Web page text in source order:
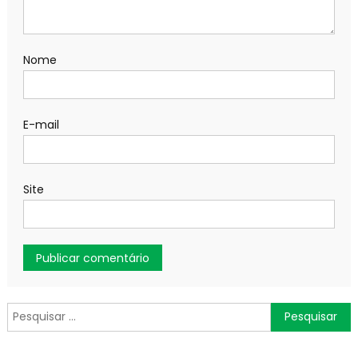
Nome
E-mail
Site
Pesquisar
por: